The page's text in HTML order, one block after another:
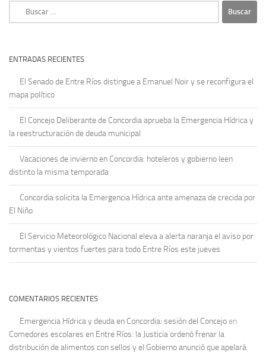
ENTRADAS RECIENTES
El Senado de Entre Ríos distingue a Emanuel Noir y se reconfigura el
mapa político
El Concejo Deliberante de Concordia aprueba la Emergencia Hídrica y
la reestructuración de deuda municipal
Vacaciones de invierno en Concordia: hoteleros y gobierno leen
distinto la misma temporada
Concordia solicita la Emergencia Hídrica ante amenaza de crecida por
El Niño
El Servicio Meteorológico Nacional eleva a alerta naranja el aviso por
tormentas y vientos fuertes para todo Entre Ríos este jueves
COMENTARIOS RECIENTES
Emergencia Hídrica y deuda en Concordia: sesión del Concejo en
Comedores escolares en Entre Ríos: la Justicia ordenó frenar la
distribución de alimentos con sellos y el Gobierno anunció que apelará